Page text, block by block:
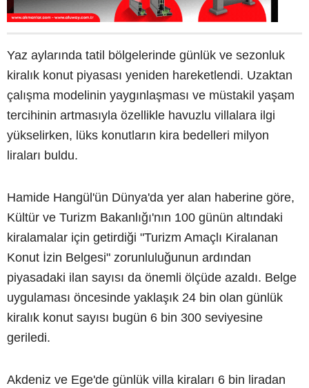
Yaz aylarında tatil bölgelerinde günlük ve sezonluk
kiralık konut piyasası yeniden hareketlendi. Uzaktan
çalışma modelinin yaygınlaşması ve müstakil yaşam
tercihinin artmasıyla özellikle havuzlu villalara ilgi
yükselirken, lüks konutların kira bedelleri milyon
liraları buldu.
Hamide Hangül'ün Dünya'da yer alan haberine göre,
Kültür ve Turizm Bakanlığı'nın 100 günün altındaki
kiralamalar için getirdiği "Turizm Amaçlı Kiralanan
Konut İzin Belgesi" zorunluluğunun ardından
piyasadaki ilan sayısı da önemli ölçüde azaldı. Belge
uygulaması öncesinde yaklaşık 24 bin olan günlük
kiralık konut sayısı bugün 6 bin 300 seviyesine
geriledi.
Akdeniz ve Ege'de günlük villa kiraları 6 bin liradan